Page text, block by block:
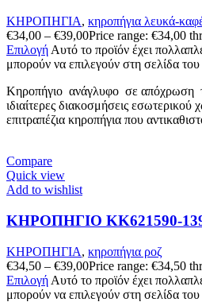
ΚΗΡΟΠΗΓΙΑ, κηροπήγια λευκά-
€34,00 – €39,00Price range: €34,00
Επιλογή Αυτό το προϊόν έχει
μπορούν να επιλεγούν στη σελίδα του
Κηροπήγιο ανάγλυφo σε απόχρωση
ιδιαίτερες διακοσμήσεις εσωτερικού
επιτραπέζια κηροπήγια που
Compare
Quick view
Add to wishlist
ΚΗΡΟΠΗΓΙΟ KK621590-
ΚΗΡΟΠΗΓΙΑ, κηροπήγια ροζ
€34,50 – €39,00Price range: €34,50
Επιλογή Αυτό το προϊόν έχει
μπορούν να επιλεγούν στη σελίδα του